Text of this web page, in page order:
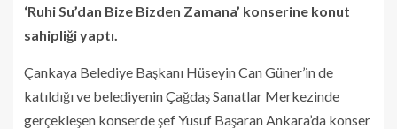
‘Ruhi Su’dan Bize Bizden Zamana’ konserine konut
sahipliği yaptı.
Çankaya Belediye Başkanı Hüseyin Can Güner’in de
katıldığı ve belediyenin Çağdaş Sanatlar Merkezinde
gerçekleşen konserde şef Yusuf Başaran Ankara’da konser